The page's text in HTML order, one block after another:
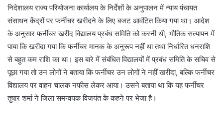
निदेशालय राज्य परियोजना कार्यालय के निर्देशों के अनुपालन में न्याय पंचायत
संसाधन केंद्रों पर फर्नीचर खरीदने के लिए बजट आवंटित किया गया था। आदेश
के अनुसार फर्नीचर खरीद विद्यालय प्रबंध समिति को करनी थी, भौतिक सत्यापन में
पाया कि खरीदा गया कि फर्नीचर मानक के अनुरूप नहीं था तथा निर्धारित धनराशि
से बहुत कम राशि का था। इस बारे में संबंधित विद्यालयों में प्रबंध समिति के सचिव से
पूछा गया तो उन लोगों ने बताया कि फर्नीचर उन लोगों ने नहीं खरीदा, बल्कि फर्नीचर
विद्यालय पर वाहन चालक नफीस लेकर आया। उसने बताया था कि यह फर्नीचर
तुषार शर्मा ने जिला समन्वयक विजयंत के कहने पर भेजा है।